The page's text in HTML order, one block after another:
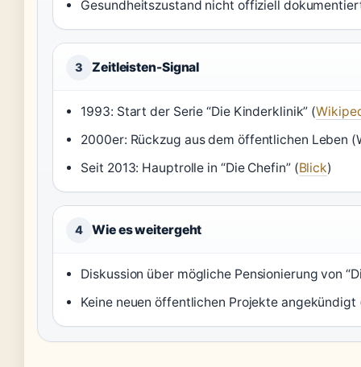
Gesundheitszustand nicht offiziell
3 Zeitleisten-Signal
1993: Start der Serie “Die Kinderklinik” (
2000er: Rückzug aus dem öffentlichen Leben
Seit 2013: Hauptrolle in “Die Chefin” (Blick)
4 Wie es weitergeht
Diskussion über mögliche Pensionierung von
Keine neuen öffentlichen Projekte angekündigt